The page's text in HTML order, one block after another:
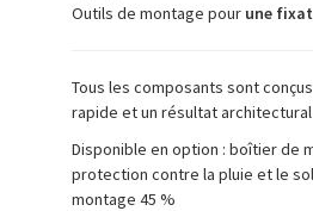
Outils de montage pour une
Tous les composants sont
rapide et un résultat
Disponible en option : boîtier de
protection contre la pluie et le
montage 45 %